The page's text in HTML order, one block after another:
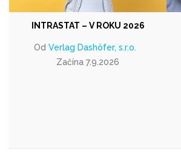
INTRASTAT – V ROKU 2026
Od Verlag Dashöfer, s.r.o.
Začína 7.9.2026